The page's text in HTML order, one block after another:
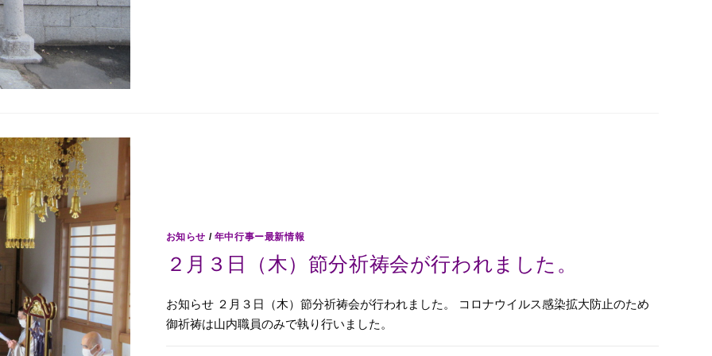
お知らせ / 年中行事ー最新情報
２月３日（木）節分祈祷会が行われました。
お知らせ ２月３日（木）節分祈祷会が行われました。 コロナウイルス感染拡大防止のため
御祈祷は山内職員のみで執り行いました。